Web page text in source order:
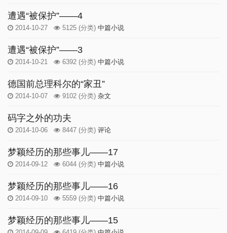
遭遇“被保护”——4
2014-10-27 5125 (分类) 中篇小说
遭遇“被保护”——3
2014-10-21 6392 (分类) 中篇小说
德国前总理科尔的“家丑”
2014-10-07 9102 (分类) 杂文
码字之外的功夫
2014-10-06 8447 (分类) 评论
梦颖经历的那些事儿——17
2014-09-12 6044 (分类) 中篇小说
梦颖经历的那些事儿——16
2014-09-10 5559 (分类) 中篇小说
梦颖经历的那些事儿——15